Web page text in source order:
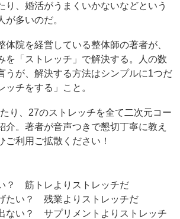
り、婚活がうまくいかないなどという
が多いのだ。
体院を経営している整体師の著者が、
を「ストレッチ」で解決する。人の数
うが、解決する方法はシンプルに1つだ
ッチをする」こと。
り、27のストレッチを全て二次元コー
介。著者が音声つきで懇切丁寧に教え
ご利用ご拡散ください！
？ 筋トレよりストレッチだ
たい？ 残業よりストレッチだ
ない？ サプリメントよりストレッチ